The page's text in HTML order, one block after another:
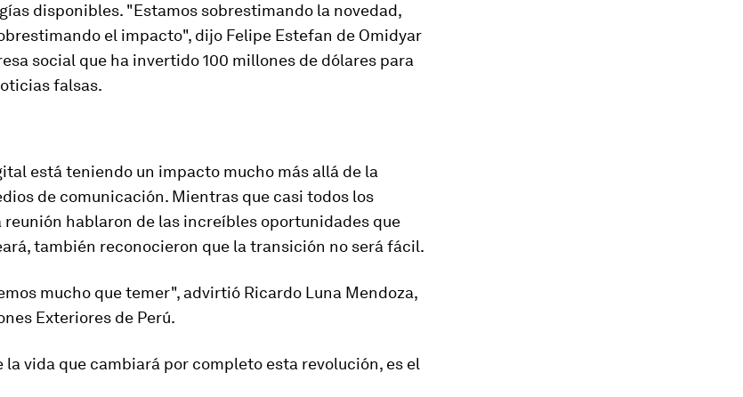
disponibles. "Estamos sobrestimando la novedad,
el impacto", dijo Felipe Estefan de Omidyar
social que ha invertido 100 millones de dólares para
falsas.
está teniendo un impacto mucho más allá de la
de comunicación. Mientras que casi todos los
hablaron de las increíbles oportunidades que
también reconocieron que la transición no será fácil.
mucho que temer", advirtió Ricardo Luna Mendoza,
Exteriores de Perú.
la vida que cambiará por completo esta revolución, es el